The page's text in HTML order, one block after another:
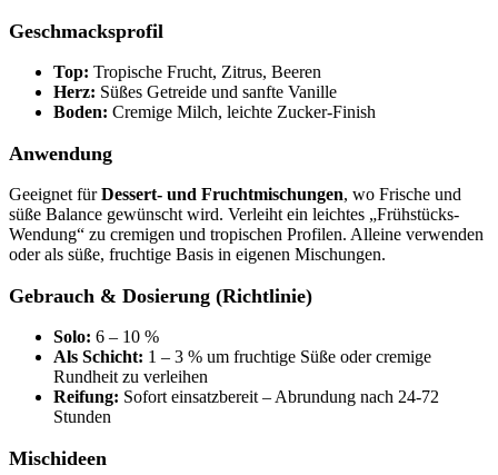
Geschmacksprofil
Top: Tropische Frucht, Zitrus, Beeren
Herz: Süßes Getreide und sanfte Vanille
Boden: Cremige Milch, leichte Zucker-Finish
Anwendung
Geeignet fürDessert- und Fruchtmischungen, wo Frische und
süße Balance gewünscht wird. Verleiht ein leichtes „Frühstücks-
Wendung“ zu cremigen und tropischen Profilen. Alleine verwenden
oder als süße, fruchtige Basis in eigenen Mischungen.
Gebrauch & Dosierung (Richtlinie)
Solo: 6 – 10 %
Als Schicht: 1 – 3 % um fruchtige Süße oder cremige
Rundheit zu verleihen
Reifung: Sofort einsatzbereit – Abrundung nach 24-72
Stunden
Mischideen